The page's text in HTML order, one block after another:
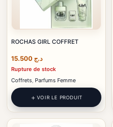
ROCHAS GIRL COFFRET
د.ج
Rupture de stock
Coffrets, Parfums Femme
VOIR LE PRODUIT